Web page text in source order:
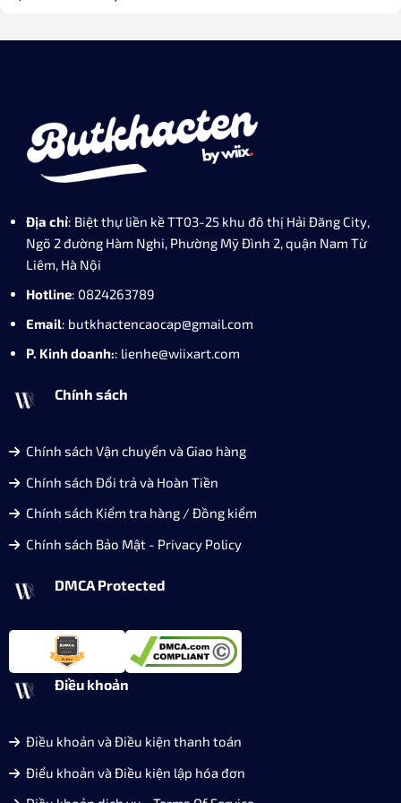
Địa chỉ: Biệt thự liền kề TT03-25 khu đô thị Hải Đăng City,
Ngõ 2 đường Hàm Nghi, Phường Mỹ Đình 2, quận Nam Từ
Liêm, Hà Nội
Hotline: 0824263789
Email: butkhactencaocap@gmail.com
P. Kinh doanh:: lienhe@wiixart.com
Chính sách
Chính sách Vận chuyển và Giao hàng
Chính sách Đổi trả và Hoàn Tiền
Chính sách Kiểm tra hàng / Đồng kiểm
Chính sách Bảo Mật - Privacy Policy
DMCA Protected
Điều khoản
Điều khoản và Điều kiện thanh toán
Điểu khoản và Điều kiện lập hóa đơn